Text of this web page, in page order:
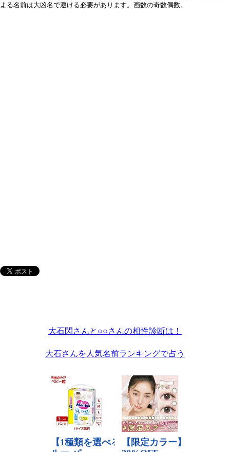
よる名前は大凶名で避ける必要があります。画数の奇数偶数。
大石閃さんと○○さんの相性診断は！
大石さんを人気名前ランキングで占う